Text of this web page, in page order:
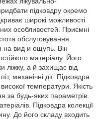
підковдру окремо
широкі можливості
особливостей. Приємні
обслуговування.
на вид и ощупь. Він
матеріалу. Його
ліжку, а й захищає від
механічні дії. Підковдра
температури. Якість
за будь-яких параметрів.
Підковдра колекції
До його складу входить